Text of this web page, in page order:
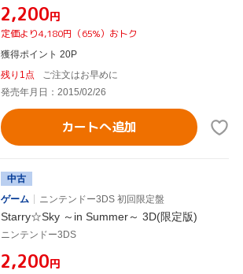
¥2,200円
定価より4,180円（65%）おトク
獲得ポイント 20P
残り1点
ご注文はお早めに
発売年月日：2015/02/26
カートへ追加
中古
ゲーム
ニンテンドー3DS 初回限定盤
Starry☆Sky ～in Summer～ 3D(限定版)
ニンテンドー3DS
¥2,200円